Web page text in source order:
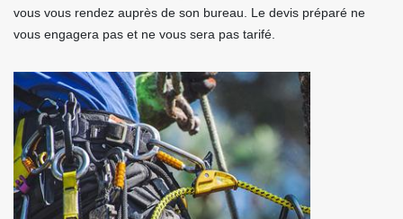
vous vous rendez auprès de son bureau. Le devis préparé ne
vous engagera pas et ne vous sera pas tarifé.